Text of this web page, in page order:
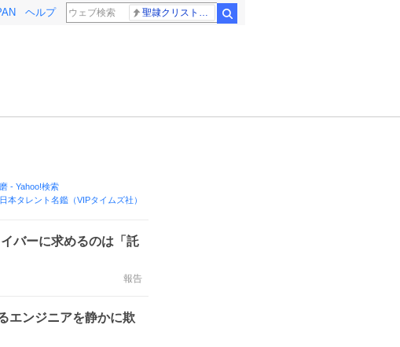
ヘルプ
- Yahoo!検索
本タレント名鑑（VIPタイムズ社）
バーに求めるのは「託
報告
エンジニアを静かに欺